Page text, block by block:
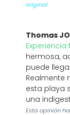
original
Thomas
hermosa,
puede
Realmente
esta playa
una
Esta opinión